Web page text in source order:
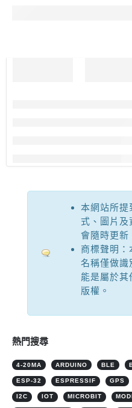
本網站所提
式、圖片及
會隨時更新
商標聲明：
名稱僅做識
能是屬於其
版權。
熱門搜尋
4-20MA ARDUINO BLE
ESP-32 ESPRESSIF GPS
I2C IOT MICROBIT